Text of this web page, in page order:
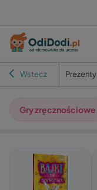
Wstecz Prezenty
Gry zręcznościowe